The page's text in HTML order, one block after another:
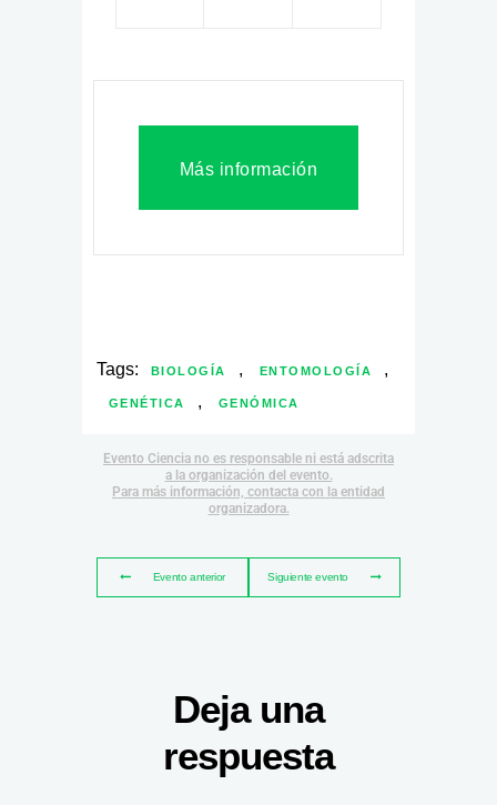
Más información
Tags: BIOLOGÍA , ENTOMOLOGÍA ,
GENÉTICA , GENÓMICA
Evento Ciencia no es responsable ni está adscrita
a la organización del evento.
Para más información, contacta con la entidad
organizadora.
Evento anterior Siguiente evento
Deja una
respuesta